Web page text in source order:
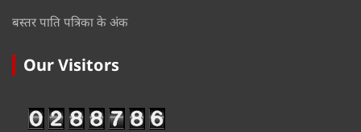
बस्तर पाति पत्रिका के अंक
Our Visitors